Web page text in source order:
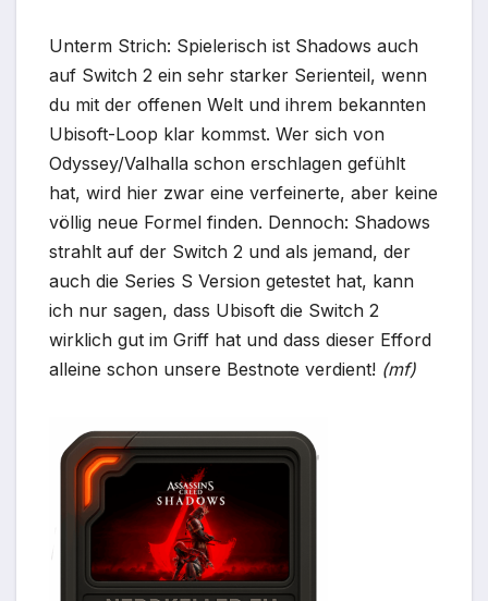
Unterm Strich: Spielerisch ist Shadows auch
auf Switch 2 ein sehr starker Serienteil, wenn
du mit der offenen Welt und ihrem bekannten
Ubisoft-Loop klar kommst. Wer sich von
Odyssey/Valhalla schon erschlagen gefühlt
hat, wird hier zwar eine verfeinerte, aber keine
völlig neue Formel finden. Dennoch: Shadows
strahlt auf der Switch 2 und als jemand, der
auch die Series S Version getestet hat, kann
ich nur sagen, dass Ubisoft die Switch 2
wirklich gut im Griff hat und dass dieser Efford
alleine schon unsere Bestnote verdient! (mf)